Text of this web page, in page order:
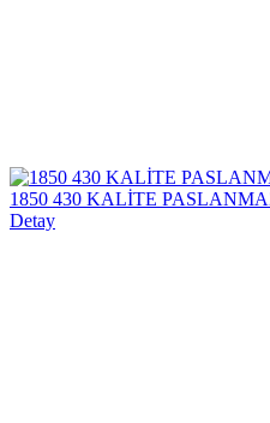
1850 430 KALİTE
Detay